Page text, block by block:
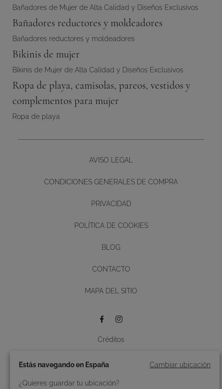
Bañadores de Mujer de Alta Calidad y Diseños Exclusivos
Bañadores reductores y moldeadores
Bañadores reductores y moldeadores
Bikinis de mujer
Bikinis de Mujer de Alta Calidad y Diseños Exclusivos
Ropa de playa, camisolas, pareos, vestidos y
complementos para mujer
Ropa de playa
AVISO LEGAL
CONDICIONES GENERALES DE COMPRA
PRIVACIDAD
POLÍTICA DE COOKIES
BLOG
CONTACTO
MAPA DEL SITIO
© 2026 Roidal.Todos los derechos reservados.
Créditos
Diseño y desarrollo web -
Estás navegando en España Cambiar ubicación
¿Quieres guardar tu ubicación?